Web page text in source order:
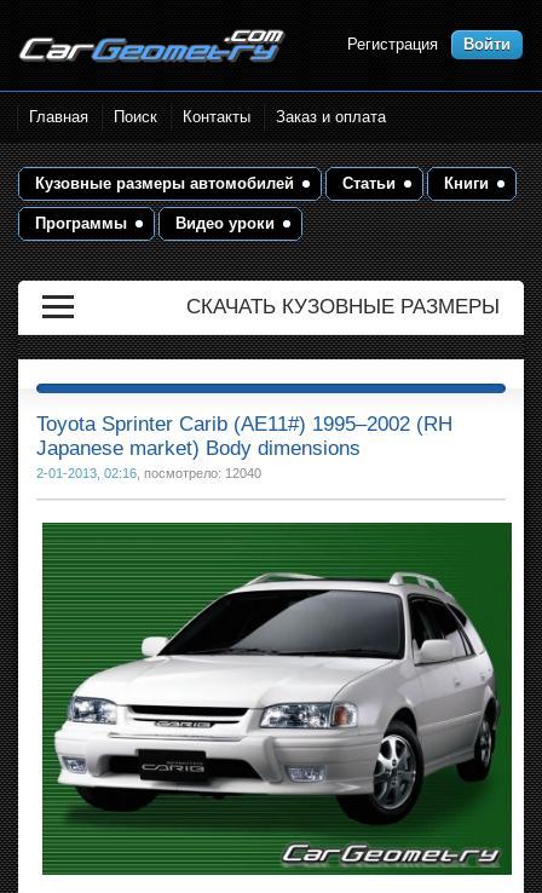
Размеры кузова автомобилей.
Контрольные точки и кузовные
размеры. Геометрия кузова
Регистрация Войти
Главная Поиск Контакты Заказ и оплата
Кузовные размеры автомобилей Статьи Книги
Программы Видео уроки
СКАЧАТЬ КУЗОВНЫЕ РАЗМЕРЫ
Toyota Sprinter Carib (AE11#) 1995–2002 (RH
Japanese market) Body dimensions
2-01-2013, 02:16 , посмотрело: 12040